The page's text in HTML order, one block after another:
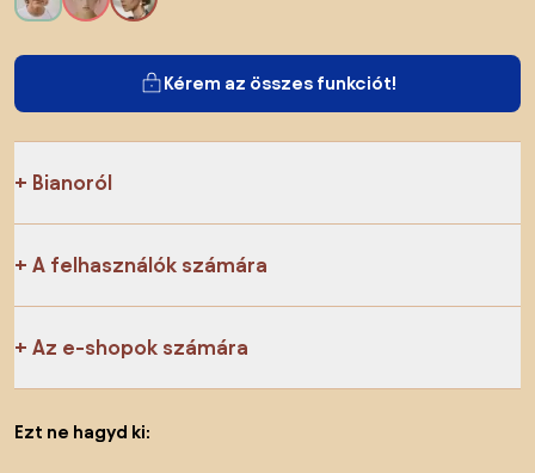
Kérem az összes funkciót!
Bianoról
A felhasználók számára
Az e-shopok számára
Ezt ne hagyd ki: